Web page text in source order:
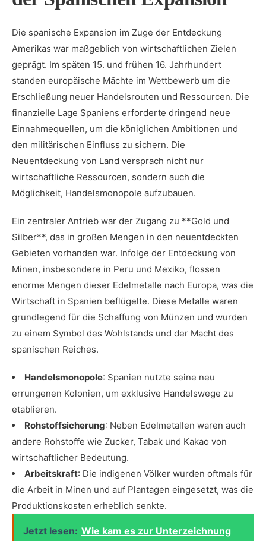
Die spanische Expansion im Zuge der Entdeckung
Amerikas war maßgeblich von wirtschaftlichen Zielen
geprägt. Im späten 15. und frühen 16. Jahrhundert
standen‌ europäische Mächte im Wettbewerb um die
Erschließung neuer ‍Handelsrouten und Ressourcen. Die
finanzielle Lage Spaniens erforderte⁤ dringend neue
‌Einnahmequellen, um ​die königlichen Ambitionen und
⁣den militärischen Einfluss zu sichern. Die
Neuentdeckung von Land versprach⁣ nicht nur
wirtschaftliche Ressourcen, sondern auch die
Möglichkeit, Handelsmonopole‍ aufzubauen.
Ein zentraler Antrieb‌ war der Zugang zu **Gold und
Silber**, das in großen⁤ Mengen in den neuentdeckten⁣
Gebieten vorhanden⁤ war. Infolge der ⁤Entdeckung von‌
Minen, ⁢insbesondere in Peru und Mexiko, flossen
enorme Mengen dieser Edelmetalle nach Europa, was die
Wirtschaft ⁢in Spanien beflügelte. Diese Metalle waren
grundlegend für die Schaffung⁢ von Münzen und wurden
zu einem Symbol des‍ Wohlstands und‌ der Macht ⁣des
spanischen Reiches.
Handelsmonopole: Spanien nutzte seine⁤ neu
‌errungenen Kolonien, um exklusive ‍Handelswege zu
⁤etablieren.
Rohstoffsicherung: Neben⁤ Edelmetallen waren auch⁤
andere ⁤Rohstoffe wie ‌Zucker, Tabak und Kakao von
wirtschaftlicher Bedeutung.
Arbeitskraft: Die indigenen Völker wurden oftmals für
die Arbeit in Minen ​und auf Plantagen eingesetzt, was die
Produktionskosten⁣ erheblich senkte.
Jetzt lesen: Wie kam es zur Unterzeichnung